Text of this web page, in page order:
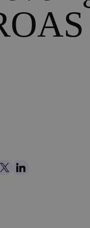
on Facebook
Share on Twitter
Share on